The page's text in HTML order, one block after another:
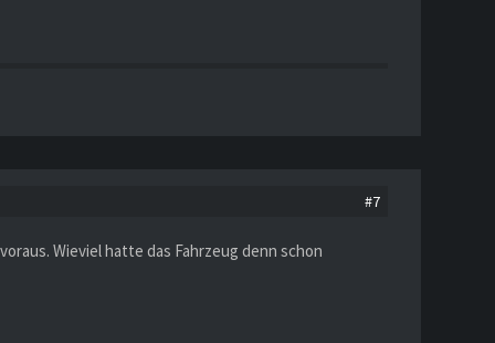
#7
Wieviel hatte das Fahrzeug denn schon